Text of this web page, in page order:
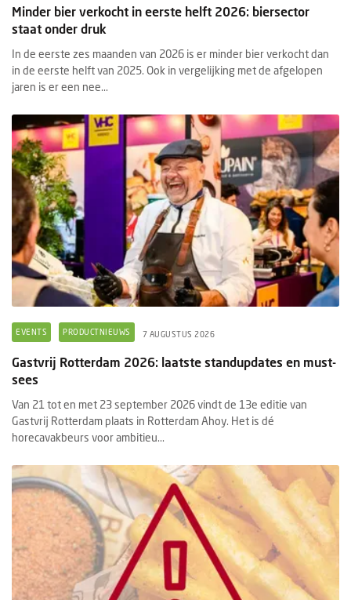
Minder bier verkocht in eerste helft 2026: biersector
staat onder druk
In de eerste zes maanden van 2026 is er minder bier verkocht dan
in de eerste helft van 2025. Ook in vergelijking met de afgelopen
jaren is er een nee...
EVENTS PRODUCTNIEUWS 7 AUGUSTUS 2026
Gastvrij Rotterdam 2026: laatste standupdates en must-
sees
Van 21 tot en met 23 september 2026 vindt de 13e editie van
Gastvrij Rotterdam plaats in Rotterdam Ahoy. Het is dé
horecavakbeurs voor ambitieu...